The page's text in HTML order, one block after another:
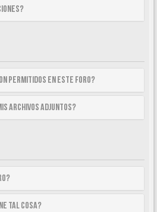
permitidos en este foro?
archivos adjuntos?
tal cosa?